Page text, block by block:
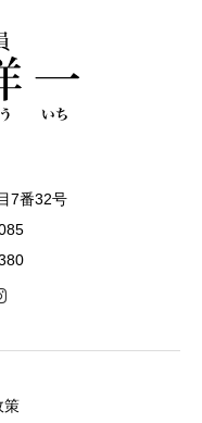
7番32号
策